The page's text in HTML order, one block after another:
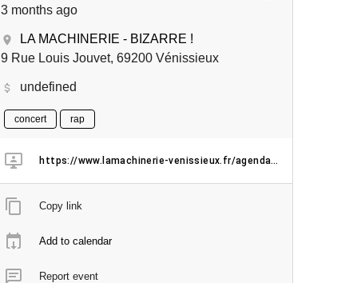
3 months ago
LA MACHINERIE - BIZARRE !
9 Rue Louis Jouvet, 69200 Vénissieux
undefined
concert rap
https://www.lamachinerie-venissieux.fr/agenda/furax-barbarossa-anton-serra-oster-lapwass-10vers
Copy link
Add to calendar
Report event